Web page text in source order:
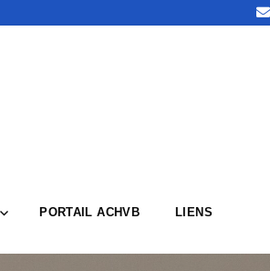
PORTAIL ACHVB LIENS